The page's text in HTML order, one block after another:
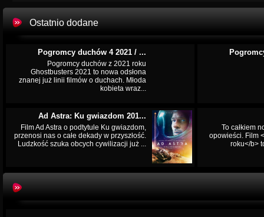
Ostatnio dodane
Pogromcy duchów 4 2021 / ...
Pogromcy duchów z 2021 roku
Ghostbusters 2021 to nowa odsłona
znanej już linii filmów o duchach. Młoda
kobieta wraz...
Ad Astra: Ku gwiazdom 201...
Film Ad Astra o podtytule Ku gwiazdom,
przenosi nas o całe dekady w przyszłość.
Ludzkość szuka obcych cywilizacji już ...
To całkiem
opowieści. Film
roku</b>